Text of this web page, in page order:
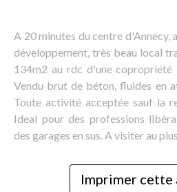
A 20 minutes du centre d'Annecy,
développement, très beau local
134m2 au rdc d'une
Vendu brut de béton, fluides en
Toute activité acceptée sauf la
Ideal pour des professions
des garages en sus. A visiter au
Imprimer cette